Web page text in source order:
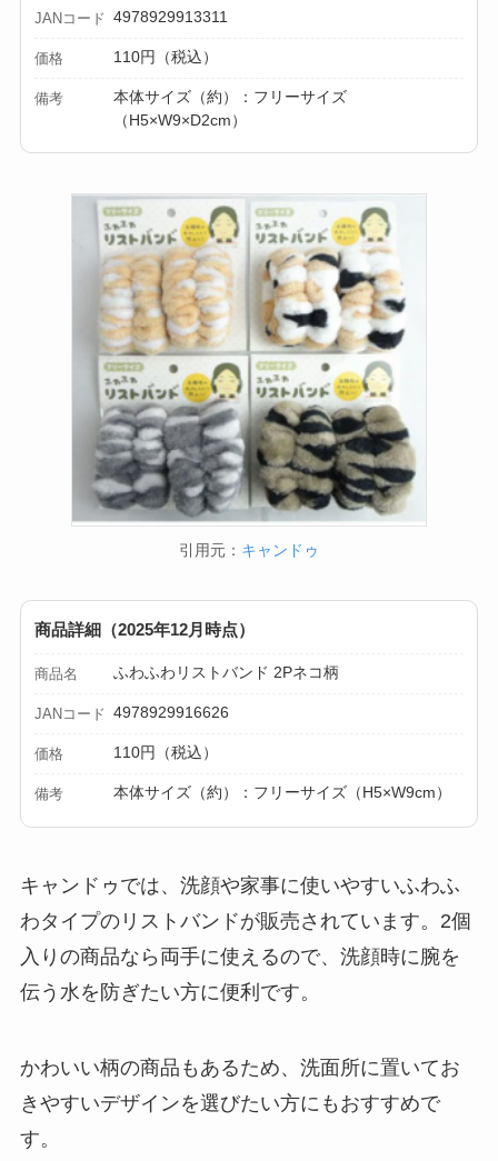
JANコード 4978929913311
価格 110円（税込）
備考
本体サイズ（約）：フリーサイズ
（H5×W9×D2cm）
引用元： キャンドゥ
商品詳細（2025年12月時点）
商品名 ふわふわリストバンド 2Pネコ柄
JANコード 4978929916626
価格 110円（税込）
備考 本体サイズ（約）：フリーサイズ（H5×W9cm）
キャンドゥでは、洗顔や家事に使いやすいふわふ
わタイプのリストバンドが販売されています。2個
入りの商品なら両手に使えるので、洗顔時に腕を
伝う水を防ぎたい方に便利です。
かわいい柄の商品もあるため、洗面所に置いてお
きやすいデザインを選びたい方にもおすすめで
す。